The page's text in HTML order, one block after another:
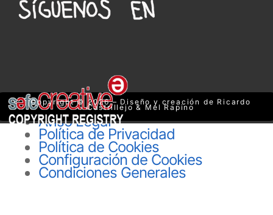
Copyright © 2026 – Diseño y creación de Ricardo
Castrillejo & Mel Rapino
Aviso Legal
Política de Privacidad
Política de Cookies
Configuración de Cookies
Condiciones Generales